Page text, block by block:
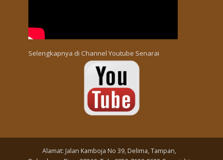
Selengkapnya di Channel Youtube Senarai
Alamat: Jalan Kamboja No 39, Delima, Tampan,